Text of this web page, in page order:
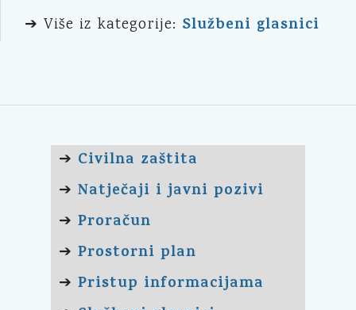
➔ Više iz kategorije: Službeni glasnici
➔ Civilna zaštita
➔ Natječaji i javni pozivi
➔ Proračun
➔ Prostorni plan
➔ Pristup informacijama